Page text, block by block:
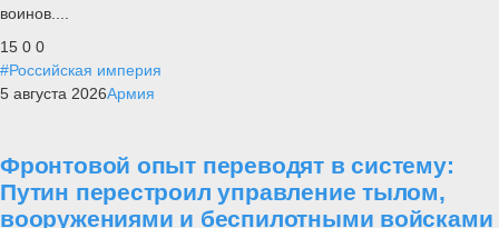
воинов....
15 0 0
#Российская империя
5 августа 2026Армия
Фронтовой опыт переводят в систему:
Путин перестроил управление тылом,
вооружениями и беспилотными войсками